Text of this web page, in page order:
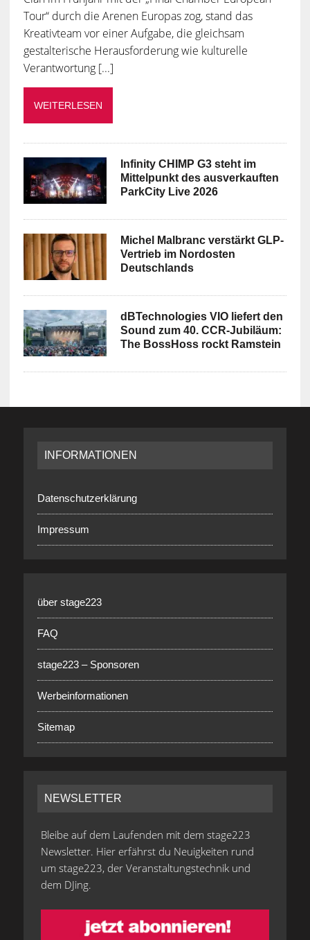
Tour“ durch die Arenen Europas zog, stand das
Kreativteam vor einer Aufgabe, die gleichsam
gestalterische Herausforderung wie kulturelle
Verantwortung [...]
WEITERLESEN
Infinity CHIMP G3 steht im
Mittelpunkt des ausverkauften
ParkCity Live 2026
Michel Malbranc verstärkt GLP-
Vertrieb im Nordosten
Deutschlands
dBTechnologies VIO liefert den
Sound zum 40. CCR-Jubiläum:
The BossHoss rockt Ramstein
INFORMATIONEN
Datenschutzerklärung
Impressum
über stage223
FAQ
stage223 – Sponsoren
Werbeinformationen
Sitemap
NEWSLETTER
Bleibe auf dem Laufenden mit dem stage223
Newsletter. Hier erfährst du Neuigkeiten rund
um stage223, der Veranstaltungstechnik und
dem DJing.